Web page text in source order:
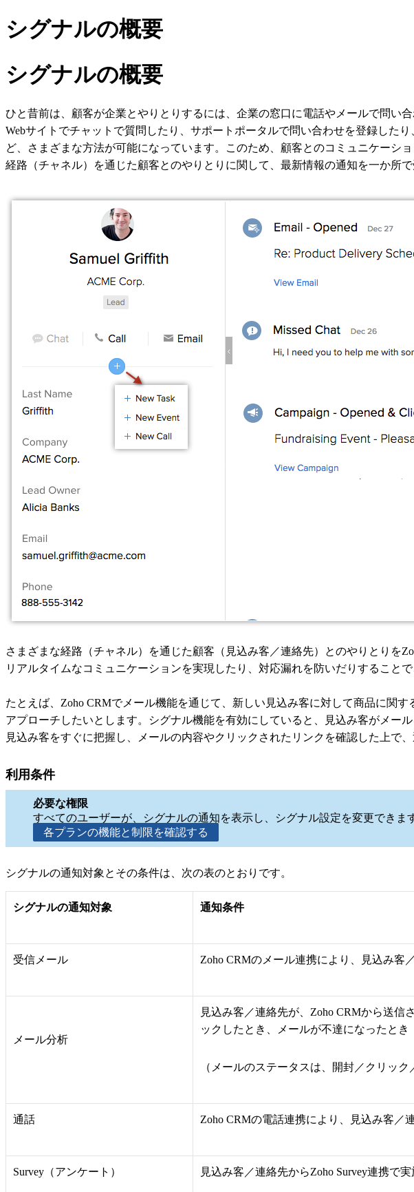
シグナルの概要
シグナルの概要
ひと昔前は、顧客が企業とやりとりするには、企業の窓口に電話やメールで問い
Webサイトでチャットで質問したり、サポートポータルで問い合わせを登録した
ど、さまざまな方法が可能になっています。このため、顧客とのコミュニケーシ
経路（チャネル）を通じた顧客とのやりとりに関して、最新情報の通知を一か所で
さまざまな経路（チャネル）を通じた顧客（見込み客／連絡先）とのやりとりを
リアルタイムなコミュニケーションを実現したり、対応漏れを防いだりすること
たとえば、Zoho CRMでメール機能を通じて、新しい見込み客に対して商品に関
アプローチしたいとします。シグナル機能を有効にしていると、見込み客がメー
見込み客をすぐに把握し、メールの内容やクリックされたリンクを確認した上で
利用条件
必要な権限
すべてのユーザーが、シグナルの通知を表示し、シグナル設定を変更できま
各プランの機能と制限を確認する
シグナルの通知対象とその条件は、次の表のとおりです。
シグナルの通知対象 通知条件
受信メール Zoho CRMのメール連携により、見込み客
メール分析
見込み客／連絡先が、Zoho CRMから送信
ックしたとき、メールが不達になったとき
（メールのステータスは、開封／クリッ
通話 Zoho CRMの電話連携により、見込み客／
Survey（アンケート） 見込み客／連絡先からZoho Survey連携で